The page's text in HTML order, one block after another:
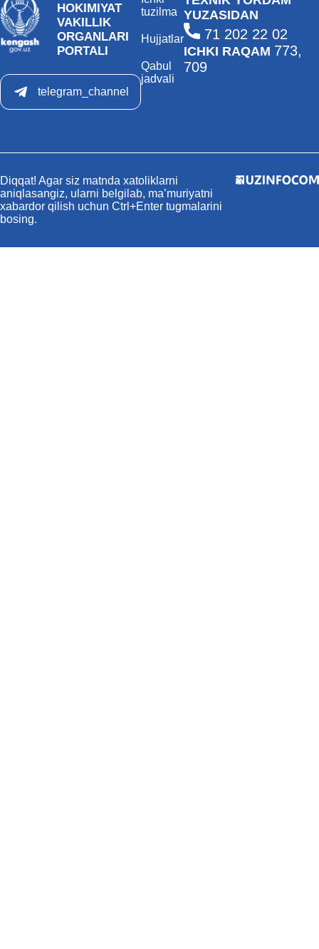
HOKIMIYAT
VAKILLIK
ORGANLARI
PORTALI
telegram_channel
tuzilma
Hujjatlar
Qabul
jadvali
YUZASIDAN
71 202 22 02
ICHKI RAQAM 773,
709
Diqqat! Agar siz matnda xatoliklarni
aniqlasangiz, ularni belgilab, ma’muriyatni
xabardor qilish uchun Ctrl+Enter tugmalarini
bosing.